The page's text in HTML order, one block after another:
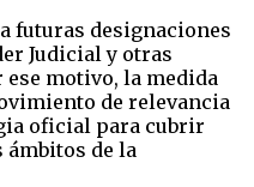
futuras designaciones
Judicial y otras
motivo, la medida
de relevancia
oficial para cubrir
ámbitos de la